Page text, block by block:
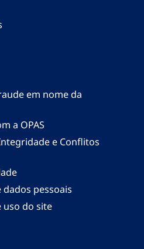
em nome da
a OPAS
e Conflitos
pessoais
uso do site